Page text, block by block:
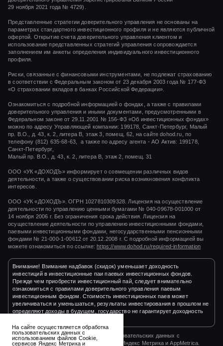
29 ноября 2021 года № 4729).
Представленные стратегии доверительного управления не основаны на
параметрах стандартного инвестиционного профиля и не являются публичной
офертой. Открытие счета доверительного управления клиентом и
использование представленных стратегий управления сопровождается
заполнением им анкеты определения индивидуального инвестиционного
профиля.
Риски, связанные с финансовыми инструментами, не подлежат страхованию
в соответствии с Федеральным законом от 23 декабря 2003 года № 177-ФЗ
«О страховании вкладов в банках Российской Федерации».
Ознакомиться с подробной информацией о фондах, а также с правилами
доверительного управления и иными документами, предусмотренными в
Федеральном законе от 29.11.2001 № 156-ФЗ «Об инвестиционных фондах»
можно по адресу Управляющей компании: 199178, Санкт-Петербург, Малый
пр. В.О., д. 43, к. 2, литера В, этаж 3, помещ. 62, на сайте dohod.ru, по
телефону (812) 635-68-63, а также по адресу агента - АО Актив: 199178,
Санкт-Петербург,
Малый пр. В.О., д. 43, к. 2, литера В, этаж 2, помещ. 31
ООО «УК «ДОХОДЪ» информирует о совмещении различных видов
деятельности, а также о существовании риска возникновения конфликта
интересов.
ООО «УК «ДОХОДЪ». ОГРН 1027810309328. Лицензия на осуществление
деятельности по управлению ценными бумагами № 040-09678-001000 от
14 ноября 2006 г. Без ограничения срока действия. Лицензия на
осуществление деятельности по управлению инвестиционными фондами,
паевыми инвестиционными фондами, негосударственными пенсионными
фондами № 21-000-1-00612 от 20.12.2008 г. С подробной информацией вы
можете ознакомиться по ссылке:https://www.dohod.ru/required-information
Внимание! Взимание надбавок (скидок) уменьшает доходность
инвестиций в инвестиционные паи паевых инвестиционных фондов.
Прежде чем приобрести инвестиционный пай, следует внимательно
ознакомиться с правилами доверительного управления паевым
инвестиционным фондом. Стоимость инвестиционных паев может
увеличиваться и уменьшаться, результаты инвестирования в прошлом не
определяют доходы в будущем, государство не гарантирует доходность
На сайте осуществляется обработка пользовательских данных с
использованием файлов Cookie, сервисов Яндекс Метрика и AppMetrica.
На сайте осуществляется обработка
пользовательских данных с
использованием файлов Cookie,
сервисов Яндекс Метрика и